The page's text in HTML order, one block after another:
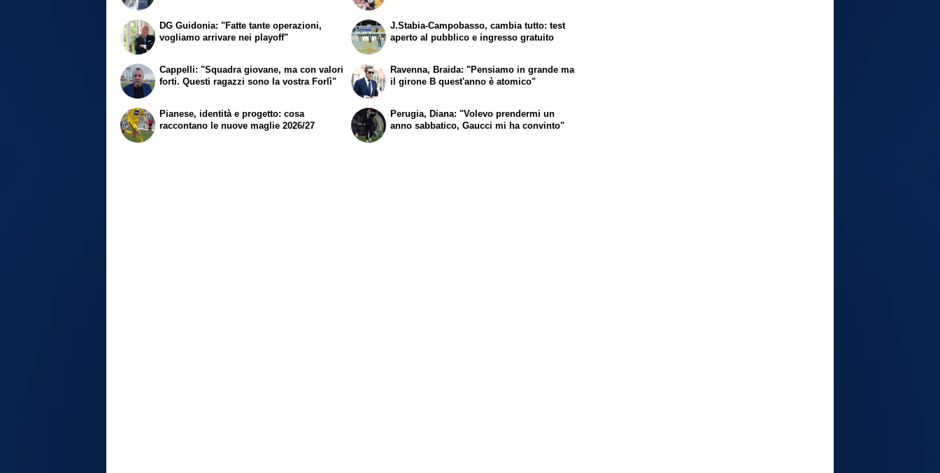
DG Guidonia: "Fatte tante operazioni,
vogliamo arrivare nei playoff"
J.Stabia-Campobasso, cambia tutto: test
aperto al pubblico e ingresso gratuito
Cappelli: "Squadra giovane, ma con valori
forti. Questi ragazzi sono la vostra Forlì"
Pianese, identità e progetto: cosa
raccontano le nuove maglie 2026/27
Ravenna, Braida: "Pensiamo in grande ma
il girone B quest'anno è atomico"
Perugia, Diana: "Volevo prendermi un
anno sabbatico, Gaucci mi ha convinto"